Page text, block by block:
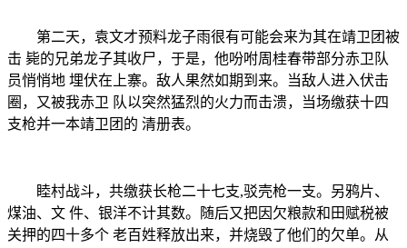
第二天，袁文才预料龙子雨很有可能会来为其在靖卫团被
击 毙的兄弟龙子其收尸，于是，他吩咐周桂春带部分赤卫队
员悄悄地 埋伏在上寨。敌人果然如期到来。当敌人进入伏击
圈，又被我赤卫 队以突然猛烈的火力而击溃，当场缴获十四
支枪并一本靖卫团的 清册表。
睦村战斗，共缴获长枪二十七支,驳壳枪一支。另鸦片、
煤油、文 件、银洋不计其数。随后又把因欠粮款和田赋税被
关押的四十多个 老百姓释放出来，并烧毁了他们的欠单。从